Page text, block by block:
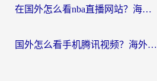
在国外怎么看nba直播网站？海外党专属体育观赛指南，告别地区限制！
国外怎么看手机腾讯视频？海外党亲测有效的追剧加速器选择指南